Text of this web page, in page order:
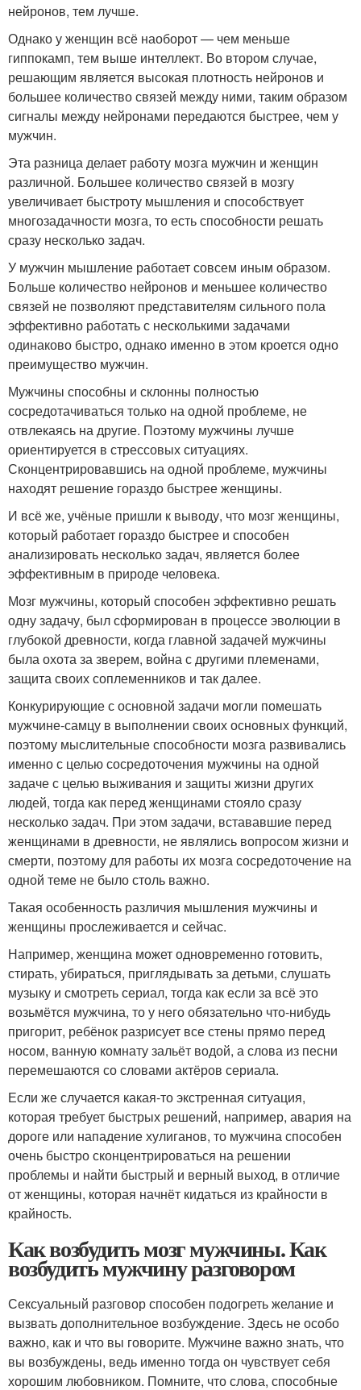
нейронов, тем лучше.
Однако у женщин всё наоборот — чем меньше
гиппокамп, тем выше интеллект. Во втором случае,
решающим является высокая плотность нейронов и
большее количество связей между ними, таким образом
сигналы между нейронами передаются быстрее, чем у
мужчин.
Эта разница делает работу мозга мужчин и женщин
различной. Большее количество связей в мозгу
увеличивает быстроту мышления и способствует
многозадачности мозга, то есть способности решать
сразу несколько задач.
У мужчин мышление работает совсем иным образом.
Больше количество нейронов и меньшее количество
связей не позволяют представителям сильного пола
эффективно работать с несколькими задачами
одинаково быстро, однако именно в этом кроется одно
преимущество мужчин.
Мужчины способны и склонны полностью
сосредотачиваться только на одной проблеме, не
отвлекаясь на другие. Поэтому мужчины лучше
ориентируется в стрессовых ситуациях.
Сконцентрировавшись на одной проблеме, мужчины
находят решение гораздо быстрее женщины.
И всё же, учёные пришли к выводу, что мозг женщины,
который работает гораздо быстрее и способен
анализировать несколько задач, является более
эффективным в природе человека.
Мозг мужчины, который способен эффективно решать
одну задачу, был сформирован в процессе эволюции в
глубокой древности, когда главной задачей мужчины
была охота за зверем, война с другими племенами,
защита своих соплеменников и так далее.
Конкурирующие с основной задачи могли помешать
мужчине-самцу в выполнении своих основных функций,
поэтому мыслительные способности мозга развивались
именно с целью сосредоточения мужчины на одной
задаче с целью выживания и защиты жизни других
людей, тогда как перед женщинами стояло сразу
несколько задач. При этом задачи, встававшие перед
женщинами в древности, не являлись вопросом жизни и
смерти, поэтому для работы их мозга сосредоточение на
одной теме не было столь важно.
Такая особенность различия мышления мужчины и
женщины прослеживается и сейчас.
Например, женщина может одновременно готовить,
стирать, убираться, приглядывать за детьми, слушать
музыку и смотреть сериал, тогда как если за всё это
возьмётся мужчина, то у него обязательно что-нибудь
пригорит, ребёнок разрисует все стены прямо перед
носом, ванную комнату зальёт водой, а слова из песни
перемешаются со словами актёров сериала.
Если же случается какая-то экстренная ситуация,
которая требует быстрых решений, например, авария на
дороге или нападение хулиганов, то мужчина способен
очень быстро сконцентрироваться на решении
проблемы и найти быстрый и верный выход, в отличие
от женщины, которая начнёт кидаться из крайности в
крайность.
Как возбудить мозг мужчины. Как
возбудить мужчину разговором
Сексуальный разговор способен подогреть желание и
вызвать дополнительное возбуждение. Здесь не особо
важно, как и что вы говорите. Мужчине важно знать, что
вы возбуждены, ведь именно тогда он чувствует себя
хорошим любовником. Помните, что слова, способные